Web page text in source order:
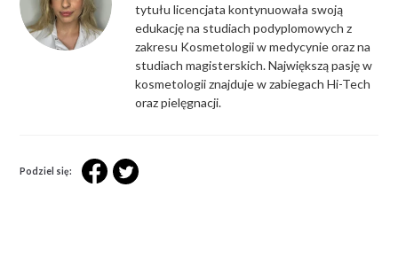
tytułu licencjata kontynuowała swoją
edukację na studiach podyplomowych z
zakresu Kosmetologii w medycynie oraz na
studiach magisterskich. Największą pasję w
kosmetologii znajduje w zabiegach Hi-Tech
oraz pielęgnacji.
Podziel się: